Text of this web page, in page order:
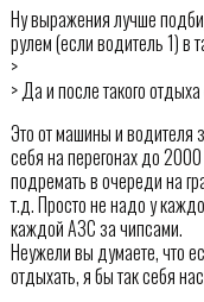
Ну выражения лучше
рулем (если водитель 1) в
>
> Да и после такого
Это от машины и водителя
себя на перегонах до
подремать в очереди на
т.д. Просто не надо у
каждой АЗС за чипсами.
Неужели вы думаете, что
отдыхать, я бы так себя